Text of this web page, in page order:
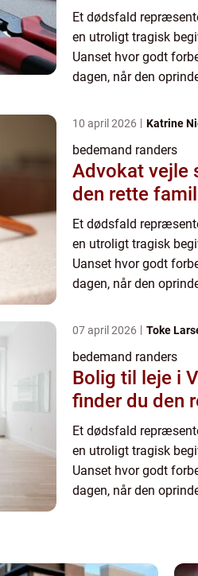
Et dødsfald
en utroligt tragisk
Uanset hvor godt
dagen, når den
10 april 2026 Katrine
bedemand randers
Advokat vejle sådan vælger du
den rette
Et dødsfald
en utroligt tragisk
Uanset hvor godt
dagen, når den
07 april 2026 Toke
bedemand randers
Bolig til leje i
finder du den
Et dødsfald
en utroligt tragisk
Uanset hvor godt
dagen, når den